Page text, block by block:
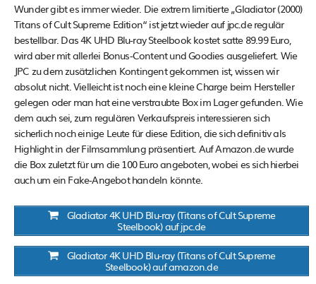
Wunder gibt es immer wieder. Die extrem limitierte „Gladiator (2000)
Titans of Cult Supreme Edition“ ist jetzt wieder auf jpc.de regulär
bestellbar. Das 4K UHD Blu-ray Steelbook kostet satte 89.99 Euro,
wird aber mit allerlei Bonus-Content und Goodies ausgeliefert. Wie
JPC zu dem zusätzlichen Kontingent gekommen ist, wissen wir
absolut nicht. Vielleicht ist noch eine kleine Charge beim Hersteller
gelegen oder man hat eine verstraubte Box im Lager gefunden. Wie
dem auch sei, zum regulären Verkaufspreis interessieren sich
sicherlich noch einige Leute für diese Edition, die sich definitiv als
Highlight in der Filmsammlung präsentiert. Auf Amazon.de wurde
die Box zuletzt für um die 100 Euro angeboten, wobei es sich hierbei
auch um ein Fake-Angebot handeln könnte.
Gladiator 4K UHD Blu-ray (Titans of Cult Supreme
Steelbook) auf jpc.de
Gladiator 4K UHD Blu-ray (Titans of Cult Supreme
Steelbook) auf amazon.de